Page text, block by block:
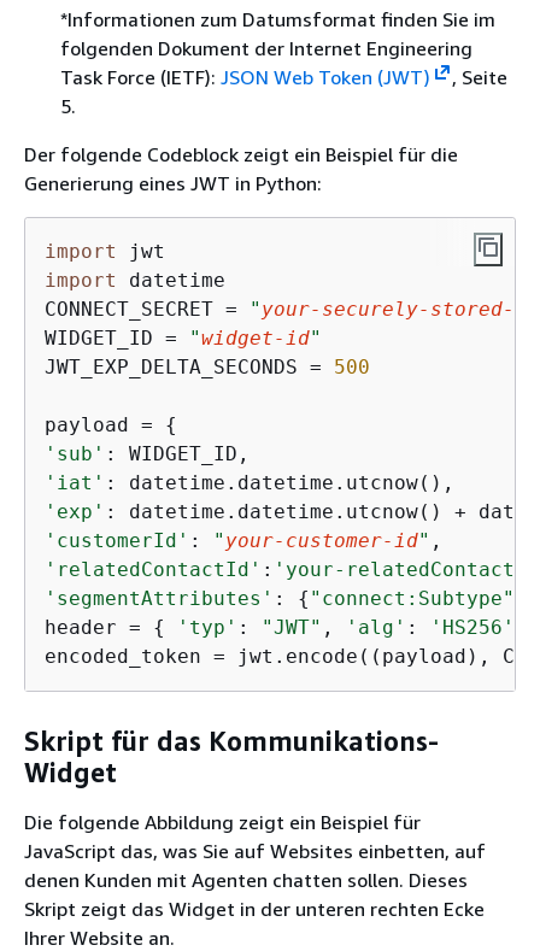
*Informationen zum Datumsformat finden Sie im
folgenden Dokument der Internet Engineering
Task Force (IETF): JSON Web Token (JWT)
, Seite
5.
Der folgende Codeblock zeigt ein Beispiel für die
Generierung eines JWT in Python:
import
import
datetime
CONNECT_SECRET =
" your-securely-stored-
WIDGET_ID =
"widget-id"
JWT_EXP_DELTA_SECONDS = 500
payload = {
'sub'
'iat'
'exp'
'customerId' : " your-customer-id"
'relatedContactId' : 'your-
'segmentAttributes' : { "connect:Subtype"
header = { 'typ' : "JWT" , 'alg' : 'HS256'
encoded_token = jwt.encode((payload),
Skript für das Kommunikations-
Widget
Die folgende Abbildung zeigt ein Beispiel für
JavaScript das, was Sie auf Websites einbetten, auf
denen Kunden mit Agenten chatten sollen. Dieses
Skript zeigt das Widget in der unteren rechten Ecke
Ihrer Website an.